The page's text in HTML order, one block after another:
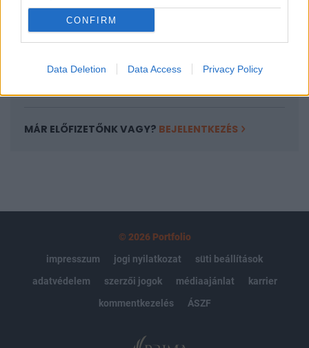
CONFIRM
Data Deletion Data Access Privacy Policy
Portfolio.hu teljes cikkarchívum
Kötéslisták: BÉT elmúlt 2 év napon belüli
kötéslistái
MÁR ELŐFIZETŐNK VAGY? BEJELENTKEZÉS
© 2026 Portfolio
impresszum
jogi nyilatkozat
süti beállítások
adatvédelem
szerzői jogok médiaajánlat
karrier
kommentkezelés
ÁSZF